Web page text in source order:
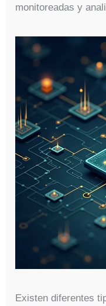
monitoreadas y
Existen diferentes